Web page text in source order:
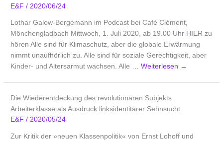
E&F/ 2020/06/24
Lothar Galow-Bergemann im Podcast bei Café Clément,
Mönchengladbach Mittwoch, 1. Juli 2020, ab 19.00 Uhr HIER zu
hören Alle sind für Klimaschutz, aber die globale Erwärmung
nimmt unaufhörlich zu. Alle sind für soziale Gerechtigkeit, aber
Kinder- und Altersarmut wachsen. Alle …Weiterlesen →
Die Wiederentdeckung des revolutionären Subjekts
Arbeiterklasse als Ausdruck linksidentitärer Sehnsucht
E&F/2020/05/24
Zur Kritik der »neuen Klassenpolitik« von Ernst Lohoff und